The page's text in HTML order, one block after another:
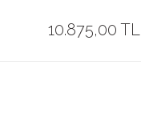
10.875,00 TL